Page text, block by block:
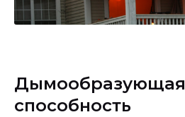
Дымообразующая
способность